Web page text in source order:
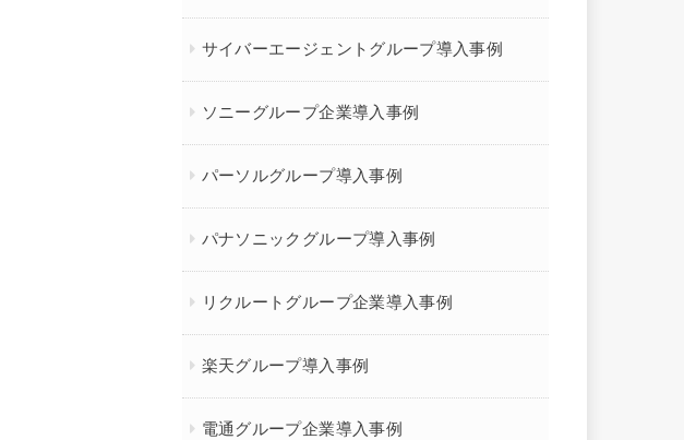
サイバーエージェントグループ導入事例
ソニーグループ企業導入事例
パーソルグループ導入事例
パナソニックグループ導入事例
リクルートグループ企業導入事例
楽天グループ導入事例
電通グループ企業導入事例